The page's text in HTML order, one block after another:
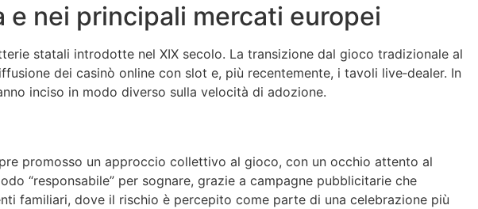
e nei principali mercati europei
statali introdotte nel XIX secolo. La transizione dal gioco tradizionale al
dei casinò online con slot e, più recentemente, i tavoli live‑dealer. In
inciso in modo diverso sulla velocità di adozione.
promosso un approccio collettivo al gioco, con un occhio attento al
“responsabile” per sognare, grazie a campagne pubblicitarie che
familiari, dove il rischio è percepito come parte di una celebrazione più